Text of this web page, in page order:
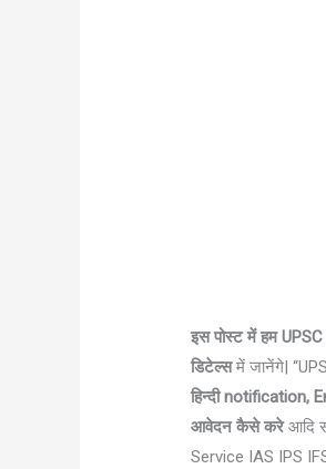
इस पोस्ट में हम
डिटेल्समें जानेंगे|
हिन्दी notification,
आवेदन कैसे करेआदि
Service IAS IPS